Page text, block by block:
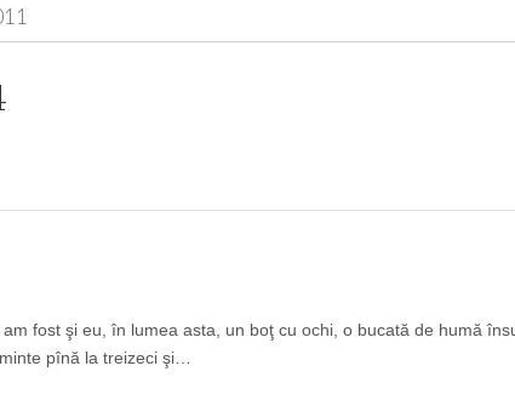
fost şi eu, în lumea asta, un boţ cu ochi, o bucată de humă
pînă la treizeci şi…